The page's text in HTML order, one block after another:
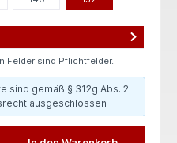
Felder sind Pflichtfelder.
sind gemäß § 312g Abs. 2
ausgeschlossen